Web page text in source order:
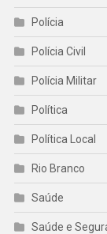
Polícia
Polícia Civil
Polícia Militar
Política
Política Local
Rio Branco
Saúde
Saúde e